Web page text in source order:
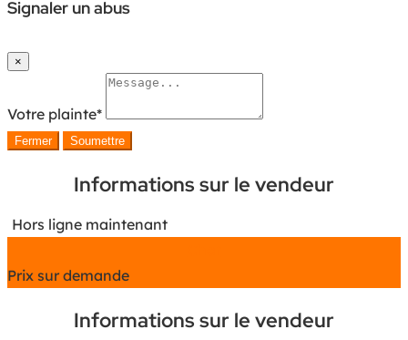
Signaler un abus
×
Votre plainte*
Fermer Soumettre
Informations sur le vendeur
Hors ligne maintenant
Prix sur demande
Informations sur le vendeur